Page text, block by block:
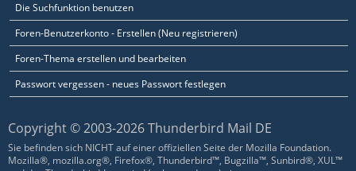
Die Suchfunktion benutzen
Foren-Benutzerkonto - Erstellen (Neu registrieren)
Foren-Thema erstellen und bearbeiten
Passwort vergessen - neues Passwort festlegen
Copyright © 2003-2026 Thunderbird Mail DE
Sie befinden sich NICHT auf einer offiziellen Seite der Mozilla Foundation.
Mozilla®, mozilla.org®, Firefox®, Thunderbird™, Bugzilla™, Sunbird®, XUL™